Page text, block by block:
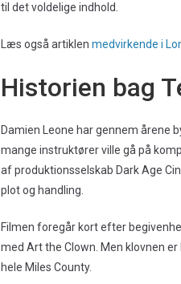
til det voldelige indhold.
Læs også artiklen medvirkende i
Historien bag
Damien Leone har gennem årene
mange instruktører ville gå på
af produktionsselskab Dark Age
plot og handling.
Filmen foregår kort efter
med Art the Clown. Men klovnen
hele Miles County.